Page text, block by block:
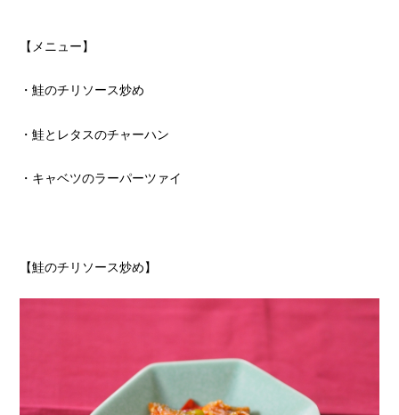
【メニュー】
・鮭のチリソース炒め
・鮭とレタスのチャーハン
・キャベツのラーパーツァイ
【鮭のチリソース炒め】